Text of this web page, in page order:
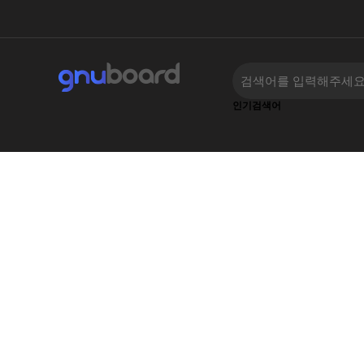
인기검색어